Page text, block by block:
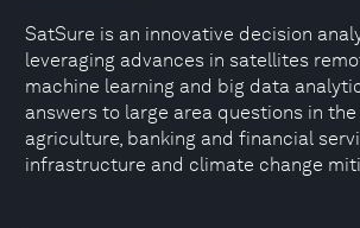
SatSure is an innovative decision
leveraging advances in satellites
machine learning and big data
answers to large area questions in
agriculture, banking and financial
infrastructure and climate change